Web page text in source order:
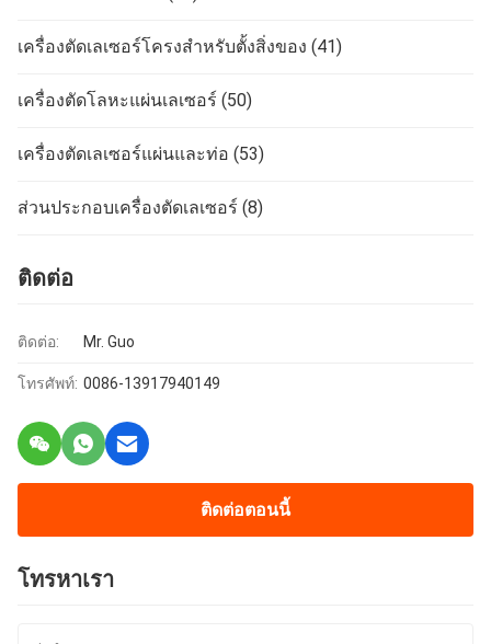
เครื่องตัดเลเซอร์โครงสำหรับตั้งสิ่งของ (41)
เครื่องตัดโลหะแผ่นเลเซอร์ (50)
เครื่องตัดเลเซอร์แผ่นและท่อ (53)
ส่วนประกอบเครื่องตัดเลเซอร์ (8)
ติดต่อ
ติดต่อ: Mr. Guo
โทรศัพท์: 0086-13917940149
ติดต่อตอนนี้
โทรหาเรา